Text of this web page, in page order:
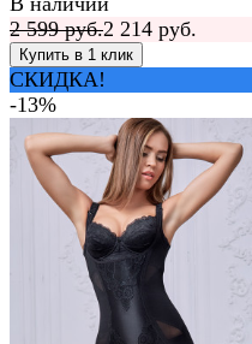
2 599 руб.2 214 руб.
СКИДКА!
-13%